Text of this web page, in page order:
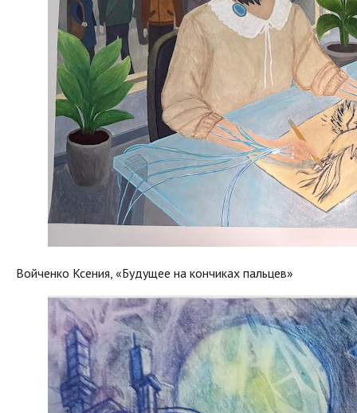
Войченко Ксения, «Будущее на кончиках пальцев»